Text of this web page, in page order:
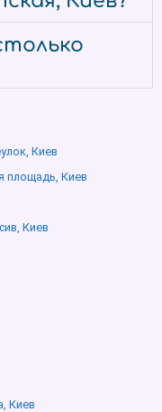
Киев
площадь, Киев
Киев
Киев